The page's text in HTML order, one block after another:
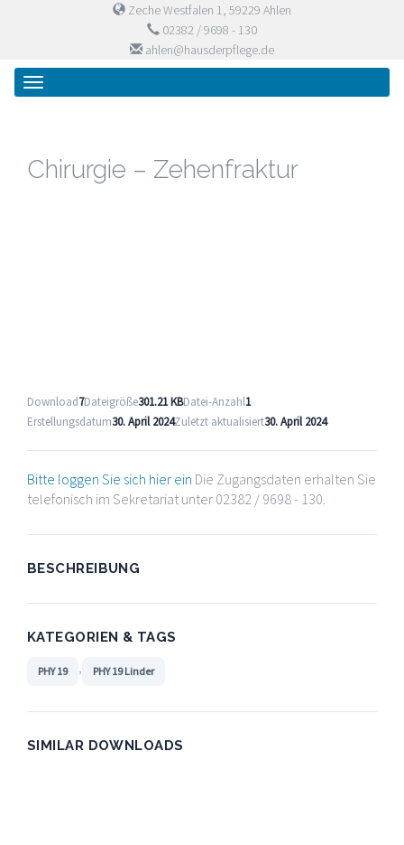
Zeche Westfalen 1, 59229 Ahlen
02382 / 9698 - 130
ahlen@hausderpflege.de
Primary
Menu
Skip
Haus der Pflege
Chirurgie – Zehenfraktur
Download7Dateigröße301.21 KBDatei-Anzahl1
Erstellungsdatum30. April 2024Zuletzt aktualisiert30. April 2024
Bitte loggen Sie sich hier ein Die Zugangsdaten erhalten Sie
telefonisch im Sekretariat unter 02382 / 9698 - 130.
BESCHREIBUNG
KATEGORIEN & TAGS
PHY 19 , PHY 19 Linder
SIMILAR DOWNLOADS